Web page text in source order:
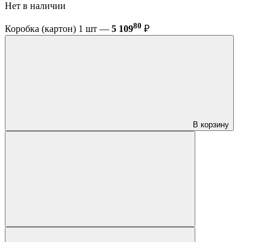
Нет в наличии
Коробка (картон) 1 шт — 5 10980 ₽
В корзину